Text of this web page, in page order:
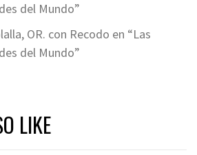
del Mundo”
OR. con Recodo en “Las
del Mundo”
LIKE